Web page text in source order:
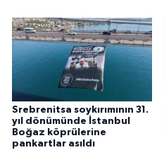
Srebrenitsa soykırımının 31.
yıl dönümünde İstanbul
Boğaz köprülerine
pankartlar asıldı